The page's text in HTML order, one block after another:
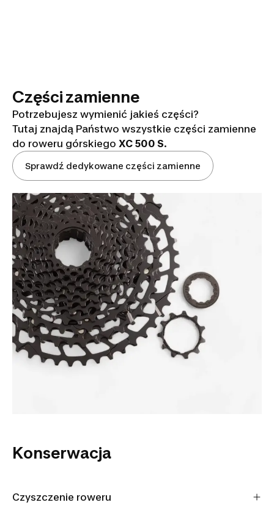
Części zamienne
Potrzebujesz wymienić jakieś części?
Tutaj znajdą Państwo wszystkie części zamienne
do roweru górskiego XC 500 S.
Sprawdź dedykowane części zamienne
Konserwacja
Czyszczenie roweru